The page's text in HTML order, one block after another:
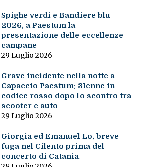
Spighe verdi e Bandiere blu
2026, a Paestum la
presentazione delle eccellenze
campane
29 Luglio 2026
Grave incidente nella notte a
Capaccio Paestum: 31enne in
codice rosso dopo lo scontro tra
scooter e auto
29 Luglio 2026
Giorgia ed Emanuel Lo, breve
fuga nel Cilento prima del
concerto di Catania